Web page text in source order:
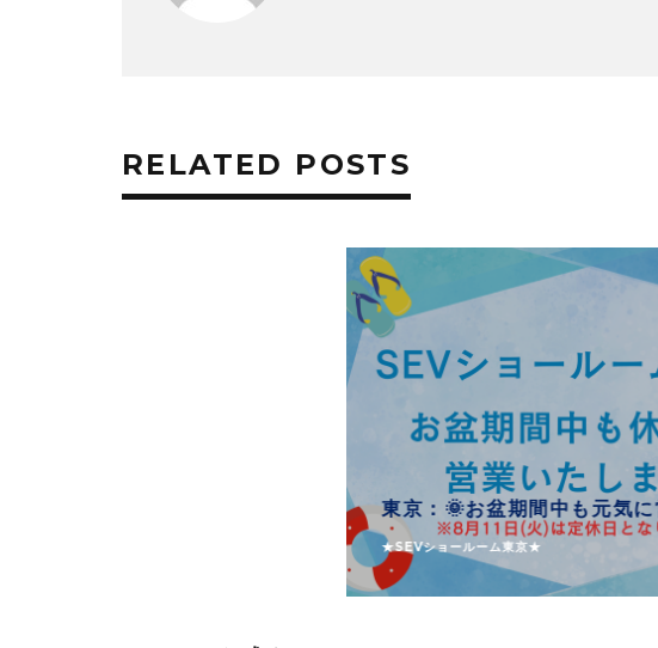
RELATED POSTS
★SEVショールーム東京★